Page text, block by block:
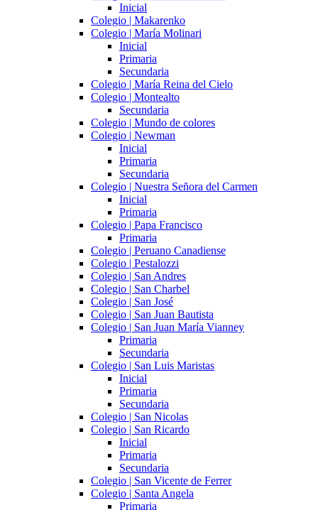
Inicial
Colegio | Makarenko
Colegio | María Molinari
Inicial
Primaria
Secundaria
Colegio | María Reina del Cielo
Colegio | Montealto
Secundaria
Colegio | Mundo de colores
Colegio | Newman
Inicial
Primaria
Secundaria
Colegio | Nuestra Señora del Carmen
Inicial
Primaria
Colegio | Papa Francisco
Primaria
Colegio | Peruano Canadiense
Colegio | Pestalozzi
Colegio | San Andres
Colegio | San Charbel
Colegio | San José
Colegio | San Juan Bautista
Colegio | San Juan María Vianney
Primaria
Secundaria
Colegio | San Luis Maristas
Inicial
Primaria
Secundaria
Colegio | San Nicolas
Colegio | San Ricardo
Inicial
Primaria
Secundaria
Colegio | San Vicente de Ferrer
Colegio | Santa Angela
Primaria